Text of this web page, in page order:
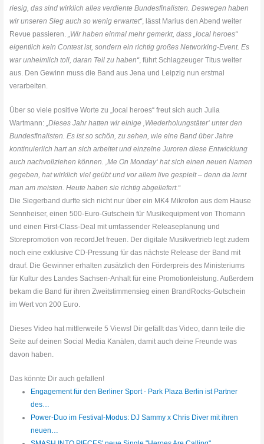
riesig, das sind wirklich alles verdiente Bundesfinalisten. Deswegen haben
wir unseren Sieg auch so wenig erwartet“, lässt Marius den Abend weiter
Revue passieren.
„Wir haben einmal mehr gemerkt, dass „local heroes“
eigentlich kein Contest ist, sondern ein richtig großes Networking-Event. Es
war unheimlich toll, daran Teil zu haben“, führt Schlagzeuger Titus weiter
aus. Den Gewinn muss die Band aus Jena und Leipzig nun erstmal
verarbeiten.
Über so viele positive Worte zu „local heroes“ freut sich auch Julia
Wartmann: „Dieses Jahr hatten wir einige ‚Wiederholungstäter‘ unter den
Bundesfinalisten. Es ist so schön, zu sehen, wie eine Band über Jahre
kontinuierlich hart an sich arbeitet und einzelne Juroren diese Entwicklung
auch nachvollziehen können. ‚Me OnMonday‘ hat sich einen neuen Namen
gegeben, hat wirklich viel geübt und vor allem live gespielt – denn da lernt
man am meisten. Heute haben sie richtig abgeliefert.“
Die Siegerband durfte sich nicht nur über ein MK4 Mikrofon aus dem Hause
Sennheiser, einen 500-Euro-Gutschein für Musikequipment von Thomann
und einen First-Class-Deal mit umfassender Releaseplanung und
Storepromotion von recordJet freuen. Der digitale Musikvertrieb legt zudem
noch eine exklusive CD-Pressung für das nächste Release der Band mit
drauf. Die Gewinner erhalten zusätzlich den Förderpreis des Ministeriums
für Kultur des Landes Sachsen-Anhalt für eine Promotionleistung. Außerdem
bekam die Band für ihren Zweitstimmensieg einen BrandRocks-Gutschein
im Wert von 200 Euro.
Dieses Video hat mittlerweile 5 Views! Dir gefällt das Video, dann teile die
Seite auf deinen Social Media Kanälen, damit auch deine Freunde was
davon haben.
Das könnte Dir auch gefallen!
Engagement für den Berliner Sport - Park Plaza Berlin ist Partner
des…
Power-Duo im Festival-Modus: DJ Sammy x Chris Diver mit ihren
neuen…